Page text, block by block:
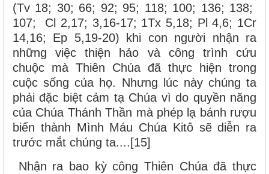
(Tv 18; 30; 66; 92; 95; 118; 100; 136; 138;
107; Cl 2,17; 3,16-17; 1Tx 5,18; Pl 4,6; 1Cr
14,16; Ep 5,19-20) khi con người nhận ra
những việc thiện hảo và công trình cứu
chuộc mà Thiên Chúa đã thực hiện trong
cuộc sống của họ. Nhưng lúc này chúng ta
phải đặc biệt cảm tạ Chúa vì do quyền năng
của Chúa Thánh Thần mà phép lạ bánh rượu
biến thành Mình Máu Chúa Kitô sẽ diễn ra
trước mắt chúng ta....[15]
Nhận ra bao kỳ công Thiên Chúa đã thực